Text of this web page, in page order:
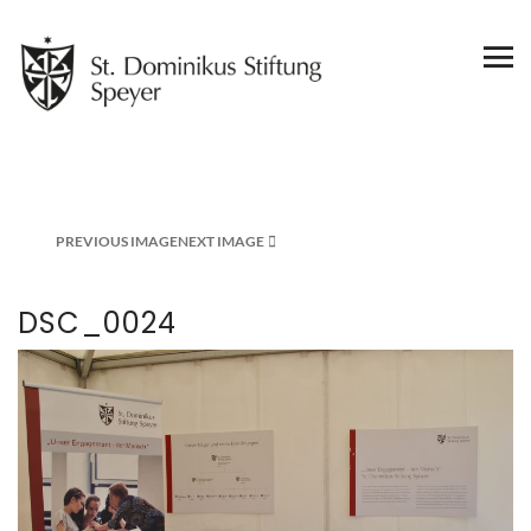
PREVIOUS IMAGENEXT IMAGE
DSC_0024